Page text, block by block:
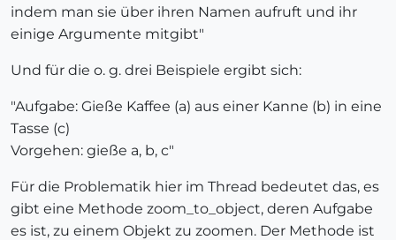
indem man sie über ihren Namen aufruft und ihr
einige Argumente mitgibt"
Und für die o. g. drei Beispiele ergibt sich:
"Aufgabe: Gieße Kaffee (a) aus einer Kanne (b) in eine
Tasse (c)
Vorgehen: gieße a, b, c"
Für die Problematik hier im Thread bedeutet das, es
gibt eine Methode zoom_to_object, deren Aufgabe
es ist, zu einem Objekt zu zoomen. Der Methode ist